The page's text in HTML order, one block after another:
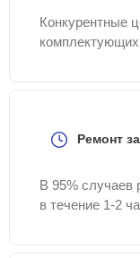
Конкурентные
комплектующих
Ремонт
В 95% случаев
в течение 1-2